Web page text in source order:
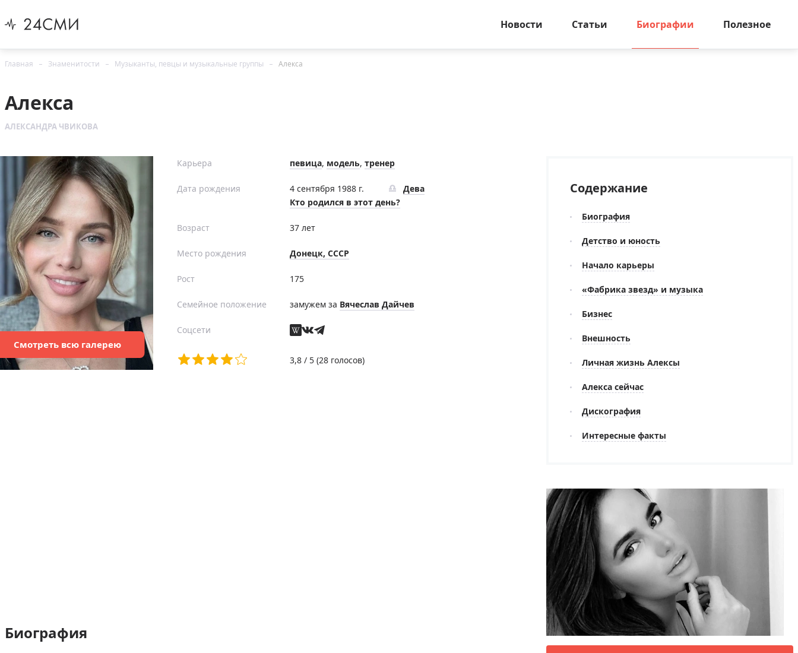
Новости Статьи Биографии Полезное
Главная Знаменитости Музыканты, певцы и музыкальные группы Алекса
Алекса
АЛЕКСАНДРА ЧВИКОВА
Смотреть всюгалерею
Карьера певица, модель, тренер
Дата рождения 4 сентября 1988 г.
Дева
Кто родился в этот день?
Возраст 37 лет
Место рождения Донецк, СССР
Рост 175
Семейное положение замужем за Вячеслав Дайчев
Соцсети
3,8 / 5 (28 голосов)
Биография
Содержание
Биография
Детство и юность
Начало карьеры
«Фабрика звезд» и музыка
Бизнес
Внешность
Личная жизнь Алексы
Алекса сейчас
Дискография
Интересные факты